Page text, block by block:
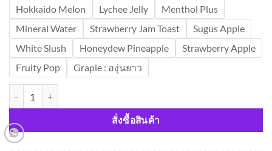
Hokkaido Melon
Lychee Jelly
Menthol Plus
Mineral Water
Strawberry Jam Toast
Sugus Apple
White Slush
Honeydew Pineapple
Strawberry Apple
Fruity Pop
Graple : องุ่นยาว
สั่งซื้อสินค้า